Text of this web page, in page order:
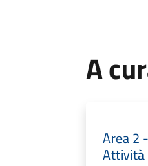
A
Area 2